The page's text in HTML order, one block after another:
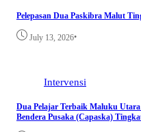
Pelepasan Dua Paskibra Malut
July 13, 2026•
Intervensi
Dua Pelajar Terbaik Maluku
Bendera Pusaka (Capaska)